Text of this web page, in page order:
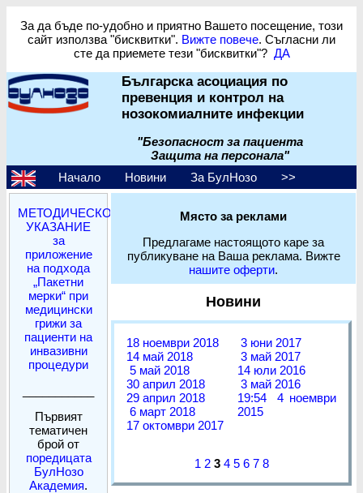
За да бъде по-удобно и приятно Вашето посещение, този
сайт използва "бисквитки". Вижте повече. Съгласни ли
сте да приемете тези "бисквитки"? ДА
Българска асоциация по
превенция и контрол на
нозокомиалните инфекции
"Безопасност за пациента
Защита на персонала"
Начало
Новини За БулНозо >>
МЕТОДИЧЕСКО
УКАЗАНИЕ
за
приложение
на подхода
„Пакетни
мерки“ при
медицински
грижи за
пациенти на
инвазивни
процедури
Първият
тематичен
брой от
поредицата
БулНозо
Академия.
Място за реклами
Предлагаме настоящото каре за
публикуване на Ваша реклама. Вижте
нашите оферти.
Новини
18 ноември 2018
14 май 2018
5 май 2018
30 април 2018
29 април 2018
6 март 2018
17 октомври 2017
3 юни 2017
3 май 2017
14 юли 2016
3 май 2016
19:54 4 ноември
2015
1 2 3 4 5 6 7 8